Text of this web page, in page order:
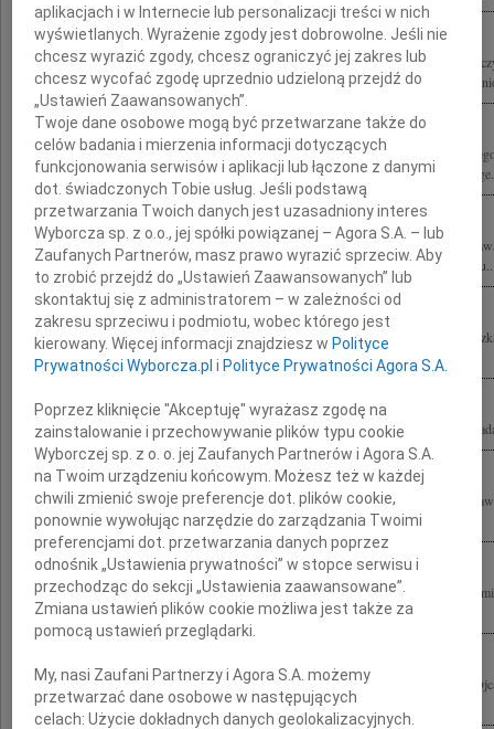
Z głębokim smutkiem i żalem pożegnaliśmy wielkiego Człowieka, Polaka-
Będzie nam bardzo brakowało Jego mądrości, wiedzy i wielkiego serca. Polska
Z żalem przyjęliśmy wiadomość o śmierci profesora Bronisława Geremka
i Bliskim oraz Współpracownikom z Kolegium Europejskiego w Natolinie i
Wyrazy głębokiego żalu i współczucia Rodzinie nagle zmarłego profesora
Wsze Czasy" Międzynarodowego Centrum Słuchu i Mowy składa zespół
Bliskim Bronisława Geremka składamy wyrazy najgłębszego współczucia
Beylinowie
Marcinowi Geremkowi wyrazy głębokiego żalu i współczucia po śmierci Ojca
Z głębokim żalem i smutkiem przyjęliśmy wiadomość o tragicznej śmierci
wiernego Przyjaciela, wybitnego Polaka i Uczonego. Bliskim składamy wyrazy...
Marcinowi i Jego Rodzinie wyrazy głębokiego współczucia z powodu tragicznej
Geremka składa Paweł Zaborowski
Panu Doktorowi Marcinowi Geremkowi wyrazy współczucia z powodu śmierci
Anestezjologii i Intensywnej Terapii Szpitala Wolskiego w Warszawie
aplikacjach i w Internecie lub personalizacji treści w nich
wyświetlanych. Wyrażenie zgody jest dobrowolne. Jeśli nie
chcesz wyrazić zgody, chcesz ograniczyć jej zakres lub
chcesz wycofać zgodę uprzednio udzieloną przejdź do
„Ustawień Zaawansowanych”.
Twoje dane osobowe mogą być przetwarzane także do
celów badania i mierzenia informacji dotyczących
funkcjonowania serwisów i aplikacji lub łączone z danymi
dot. świadczonych Tobie usług. Jeśli podstawą
przetwarzania Twoich danych jest uzasadniony interes
Wyborcza sp. z o.o., jej spółki powiązanej – Agora S.A. – lub
Zaufanych Partnerów, masz prawo wyrazić sprzeciw. Aby
to zrobić przejdź do „Ustawień Zaawansowanych” lub
skontaktuj się z administratorem – w zależności od
zakresu sprzeciwu i podmiotu, wobec którego jest
kierowany. Więcej informacji znajdziesz wPolityce
Prywatności Wyborcza.pl iPolityce Prywatności Agora S.A.
Poprzez kliknięcie "Akceptuję" wyrażasz zgodę na
zainstalowanie i przechowywanie plików typu cookie
Wyborczej sp. z o. o. jej Zaufanych Partnerów i Agora S.A.
na Twoim urządzeniu końcowym. Możesz też w każdej
chwili zmienić swoje preferencje dot. plików cookie,
ponownie wywołując narzędzie do zarządzania Twoimi
preferencjami dot. przetwarzania danych poprzez
odnośnik „Ustawienia prywatności” w stopce serwisu i
przechodząc do sekcji „Ustawienia zaawansowane”.
Zmiana ustawień plików cookie możliwa jest także za
pomocą ustawień przeglądarki.
My, nasi Zaufani Partnerzy i Agora S.A. możemy
przetwarzać dane osobowe w następujących
celach:Użycie dokładnych danych geolokalizacyjnych.